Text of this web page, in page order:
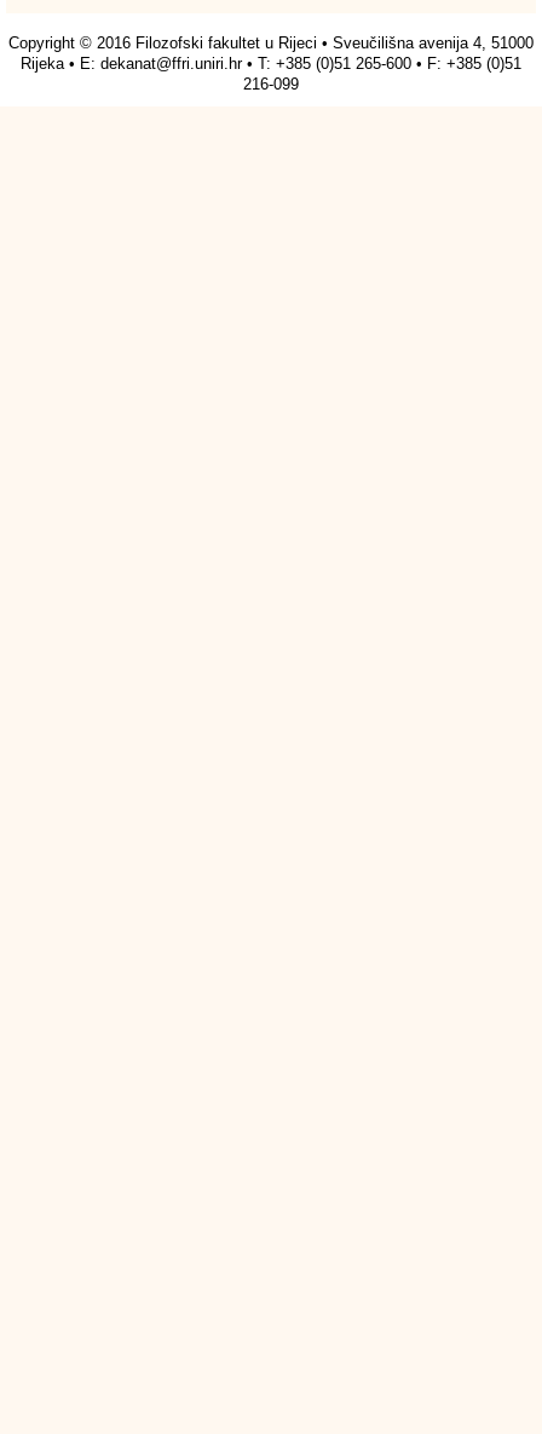
Copyright © 2016 Filozofski fakultet u Rijeci • Sveučilišna avenija 4, 51000
Rijeka • E: dekanat@ffri.uniri.hr• T: +385 (0)51 265-600 • F: +385 (0)51
216-099